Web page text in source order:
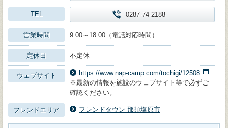
TEL 0287-74-2188
営業時間 9:00～18:00（電話対応時間）
定休日 不定休
ウェブサイト
https://www.nap-camp.com/tochigi/12508
※最新の情報を施設のウェブサイト等で必ずご
確認ください。
フレンドエリア フレンドタウン 那須塩原市